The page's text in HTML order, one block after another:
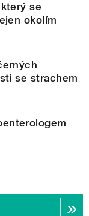
se
okolím
se strachem